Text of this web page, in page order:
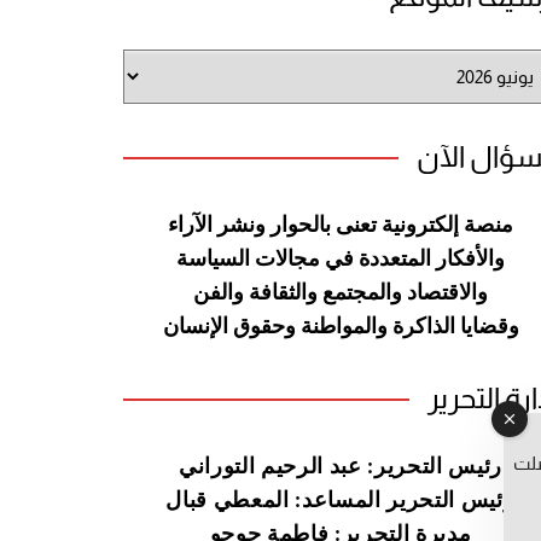
الآن
منصة إلكترونية تعنى بالحوار ونشر الآراء
والأفكار المتعددة في مجالات السياسة
والاقتصاد والمجتمع والثقافة والفن
وقضايا الذاكرة والمواطنة وحقوق الإنسان
التحرير
رئيس التحرير: عبد الرحيم التوراني
رئيس التحرير المساعد: المعطي قبال
مديرة التحرير: فاطمة حوحو